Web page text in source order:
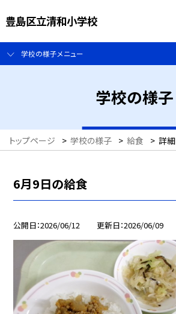
豊島区立清和小学校
学校の様子メニュー
学校の様子
トップページ > 学校の様子 > 給食 > 詳細
6月9日の給食
公開日 2026/06/12 更新日 2026/06/09